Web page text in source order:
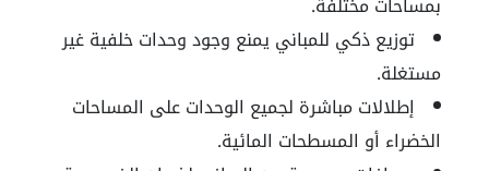
توزيع ذكي للمباني يمنع وجود وحدات خلفية غير
مستغلة.
إطلالات مباشرة لجميع الوحدات على المساحات
الخضراء أو المسطحات المائية.